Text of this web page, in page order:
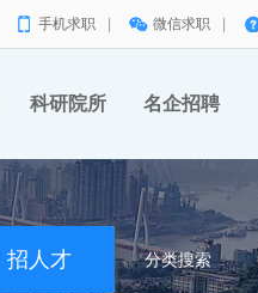
手机求职 微信求职
科研院所 名企招聘
分类搜索